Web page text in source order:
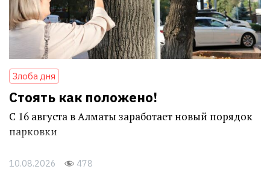
Злоба дня
Стоять как положено!
С 16 августа в Алматы заработает новый порядок
парковки
10.08.2026 478